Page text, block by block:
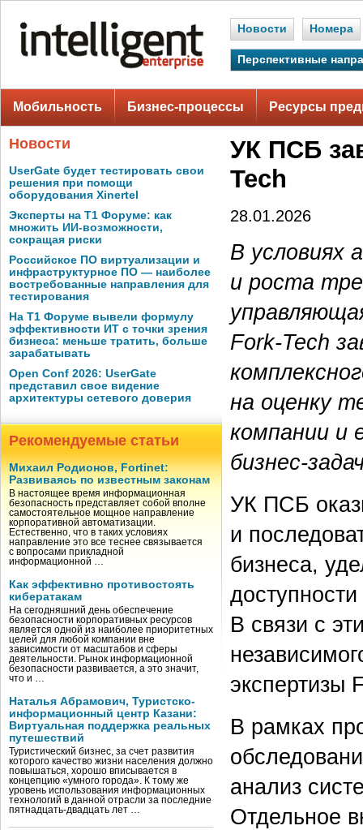
Новости Номера
Перспективные
Мобильность Бизнес-процессы Ресурсы
Новости
UserGate будет тестировать свои
решения при помощи
оборудования Xinertel
Эксперты на Т1 Форуме: как
множить ИИ-возможности,
сокращая риски
Российское ПО виртуализации и
инфраструктурное ПО — наиболее
востребованные направления для
тестирования
На Т1 Форуме вывели формулу
эффективности ИТ с точки зрения
бизнеса: меньше тратить, больше
зарабатывать
Open Conf 2026: UserGate
представил свое видение
архитектуры сетевого доверия
Рекомендуемые статьи
Михаил Родионов, Fortinet:
Развиваясь по известным законам
В настоящее время информационная
безопасность представляет собой вполне
самостоятельное мощное направление
корпоративной автоматизации.
Естественно, что в таких условиях
направление это все теснее связывается
с вопросами прикладной
информационной …
Как эффективно противостоять
кибератакам
На сегодняшний день обеспечение
безопасности корпоративных ресурсов
является одной из наиболее приоритетных
целей для любой компании вне
зависимости от масштабов и сферы
деятельности. Рынок информационной
безопасности развивается, а это значит,
что и …
Наталья Абрамович, Туристско-
информационный центр Казани:
Виртуальная поддержка реальных
путешествий
Туристический бизнес, за счет развития
которого качество жизни населения должно
повышаться, хорошо вписывается в
концепцию «умного города». К тому же
уровень использования информационных
технологий в данной отрасли за последние
пятнадцать-двадцать лет …
УК ПСБ
Tech
28.01.2026
В условиях
и роста
Fork-Tech
на оценку
компании и
бизнес-
УК ПСБ
и
бизнеса,
В связи с
экспертизы
В рамках
анализ
Отдельное